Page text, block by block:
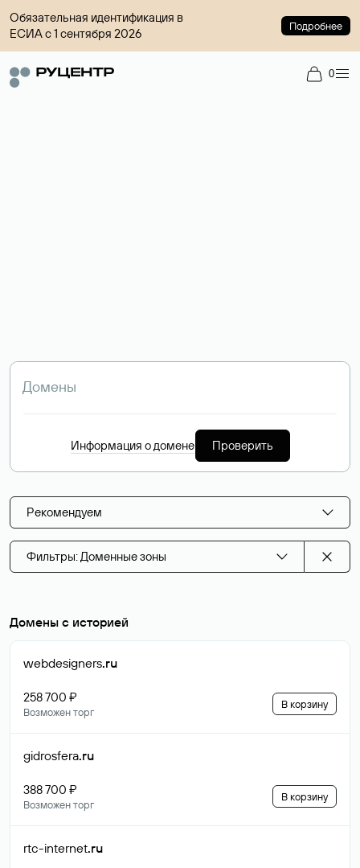
Обязательная идентификация в
ЕСИА с 1 сентября 2026
Подробнее
0
Информация о домене Проверить
Рекомендуем
Фильтры: Доменные зоны
Домены с историей
webdesigners.ru
258 700 ₽
Возможен торг
В корзину
gidrosfera.ru
388 700 ₽
Возможен торг
В корзину
rtc-internet.ru